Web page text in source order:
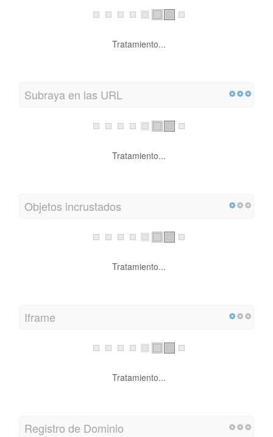
Tratamiento...
Subraya en las URL
Tratamiento...
Objetos incrustados
Tratamiento...
Iframe
Tratamiento...
Registro de Dominio